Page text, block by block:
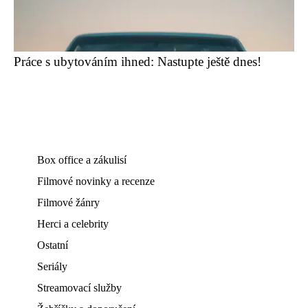
Práce s ubytováním ihned: Nastupte ještě dnes!
Box office a zákulisí
Filmové novinky a recenze
Filmové žánry
Herci a celebrity
Ostatní
Seriály
Streamovací služby